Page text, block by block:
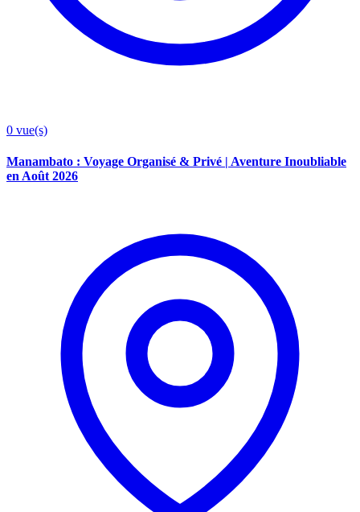
0 vue(s)
Manambato : Voyage Organisé & Privé | Aventure Inoubliable
en Août 2026